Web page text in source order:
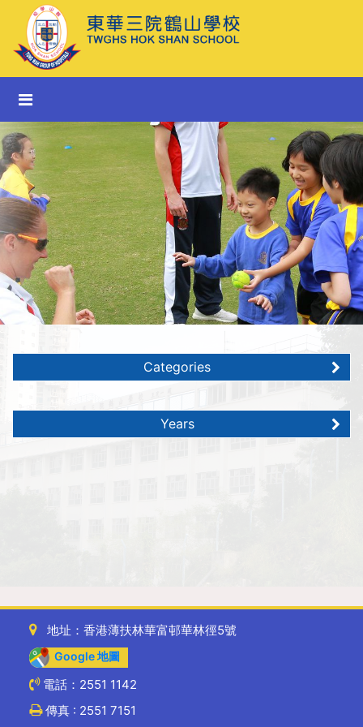
Categories
Years
地址：香港薄扶林華富邨華林徑5號
Google 地圖
電話：2551 1142
傳真 : 2551 7151